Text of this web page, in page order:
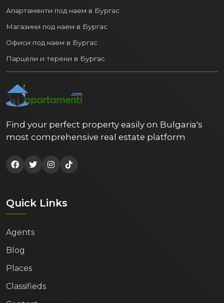
Апартаменти под наем в Бургас
Магазини под наем в Бургас
Офиси под наем в Бургас
Парцели и терени в Бургас
Find your perfect property easily on Bulgaria's
most comprehensive real estate platform
Quick Links
Agents
Blog
Places
Classifieds